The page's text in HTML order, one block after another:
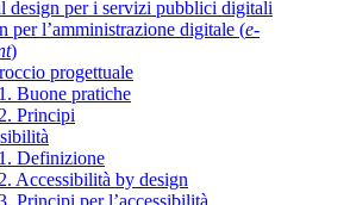
design per i servizi pubblici digitali
per l’amministrazione digitale (e-
)
progettuale
Buone pratiche
Principi
Definizione
Accessibilità by design
Principi per l’accessibilità